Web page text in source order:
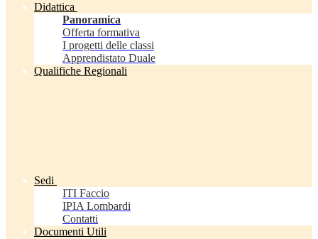
Didattica
Panoramica
Offerta formativa
I progetti delle classi
Apprendistato Duale
Qualifiche Regionali
Sedi
ITI Faccio
IPIA Lombardi
Contatti
Documenti Utili